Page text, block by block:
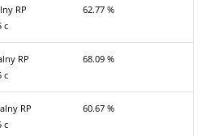
RP
c
62.77 %
RP
c
68.09 %
RP
c
60.67 %